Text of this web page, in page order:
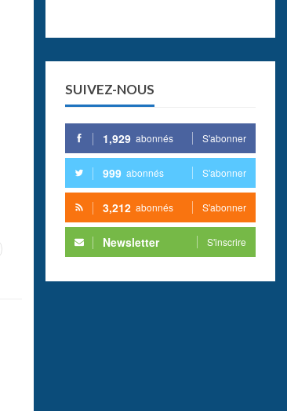
SUIVEZ-NOUS
1,929 abonnés S'abonner
999 abonnés S'abonner
3,212 abonnés S'abonner
Newsletter S'inscrire